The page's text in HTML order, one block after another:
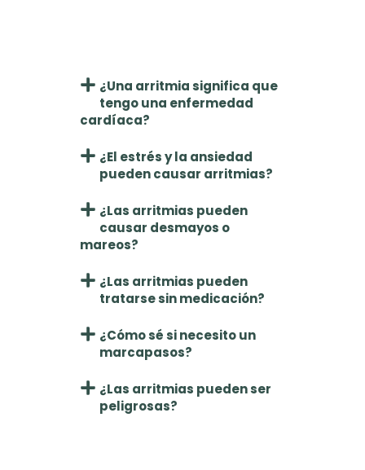
¿Una arritmia significa que
tengo una enfermedad
cardíaca?
¿El estrés y la ansiedad
pueden causar arritmias?
¿Las arritmias pueden
causar desmayos o
mareos?
¿Las arritmias pueden
tratarse sin medicación?
¿Cómo sé si necesito un
marcapasos?
¿Las arritmias pueden ser
peligrosas?